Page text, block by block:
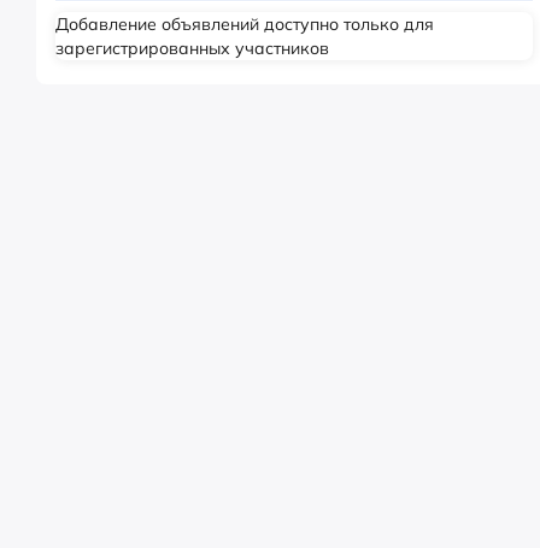
Добавление объявлений доступно только для
зарегистрированных участников